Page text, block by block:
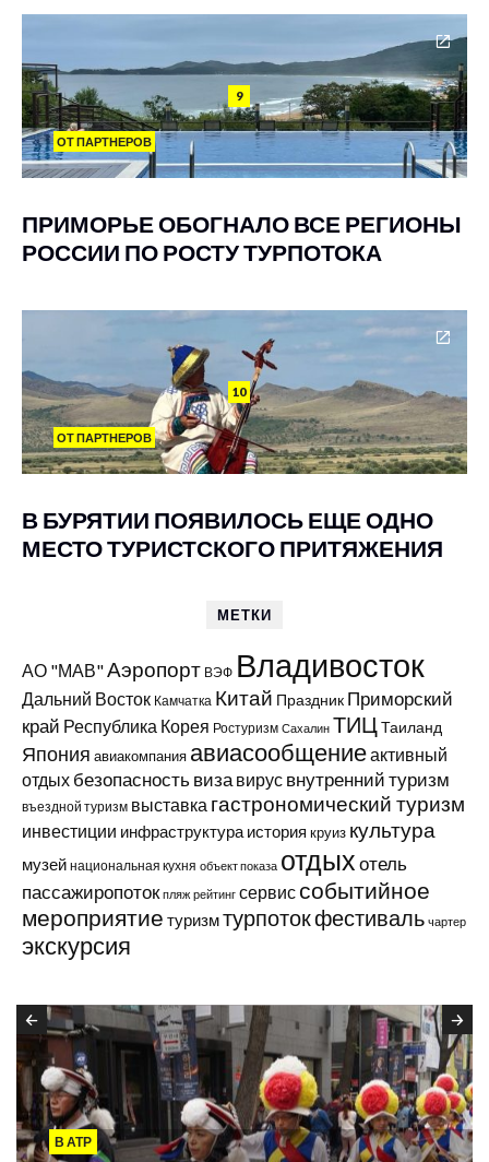
9
ОТ ПАРТНЕРОВ
ПРИМОРЬЕ ОБОГНАЛО ВСЕ РЕГИОНЫ
РОССИИ ПО РОСТУ ТУРПОТОКА
10
ОТ ПАРТНЕРОВ
В БУРЯТИИ ПОЯВИЛОСЬ ЕЩЕ ОДНО
МЕСТО ТУРИСТСКОГО ПРИТЯЖЕНИЯ
МЕТКИ
АО "МАВ"Аэропорт ВЭФ Владивосток
Дальний Восток Камчатка Китай Праздник Приморский
край Республика Корея Ростуризм Сахалин ТИЦТаиланд
Япония авиакомпания авиасообщениеактивный
отдых безопасность виза вирус внутренний туризм
въездной туризм выставка гастрономический туризм
инвестиции инфраструктура история круиз культура
музей национальная кухня объект показа отдыхотель
пассажиропоток пляж рейтинг сервис событийное
мероприятие туризмтурпотокфестиваль чартер
экскурсия
В АТР